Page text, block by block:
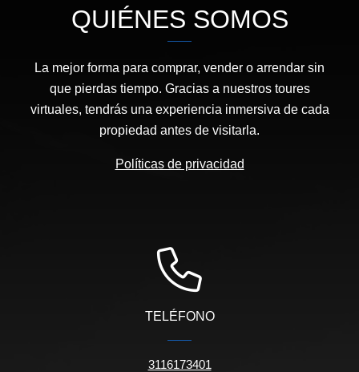
QUIÉNES SOMOS
La mejor forma para comprar, vender o arrendar sin
que pierdas tiempo. Gracias a nuestros toures
virtuales, tendrás una experiencia inmersiva de cada
propiedad antes de visitarla.
Políticas de privacidad
TELÉFONO
3116173401